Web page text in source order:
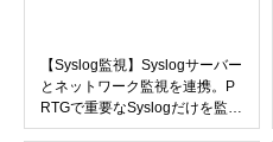
【Syslog監視】Syslogサーバー
とネットワーク監視を連携。P
RTGで重要なSyslogだけを監視
する。